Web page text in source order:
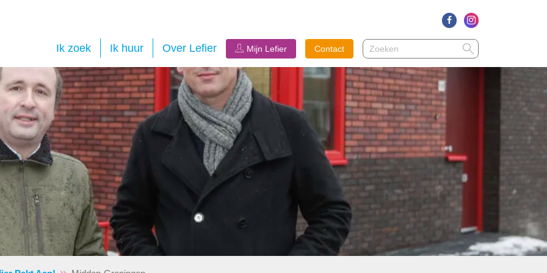
Ik zoek Ik huur Over Lefier Mijn Lefier Zoeken
Zoeken
Contact